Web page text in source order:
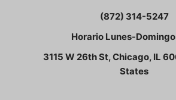
(872) 314-5247
Horario Lunes-
3115 W 26th St, Chicago, IL
States